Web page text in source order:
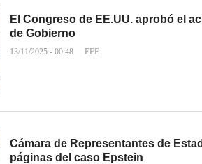
El Congreso de EE.UU. aprobó el
de Gobierno
13/11/2025 - 00:48 EFE
Cámara de Representantes de
páginas del caso Epstein